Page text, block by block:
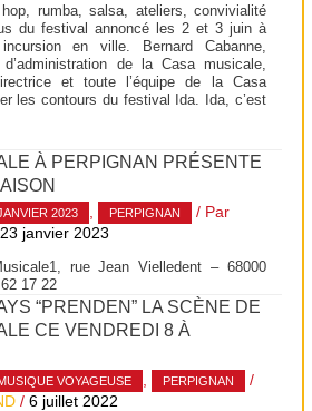
rumba, salsa, ateliers, convivialité
du festival annoncé les 2 et 3 juin à
en ville. Bernard Cabanne,
de la Casa musicale,
et toute l’équipe de la Casa
les contours du festival Ida. Ida, c’est
À PERPIGNAN PRÉSENTE
2023 PERPIGNAN
/ Par
23 janvier 2023
rue Jean Vielledent – 68000
17 22
“PRENDEN” LA SCÈNE DE
CE VENDREDI 8 À
VOYAGEUSE PERPIGNAN
/
/6 juillet 2022